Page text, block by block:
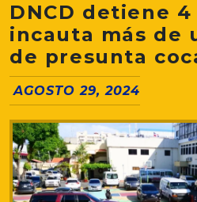
DNCD detiene
incauta más de
de presunta
AGOSTO 29, 2024